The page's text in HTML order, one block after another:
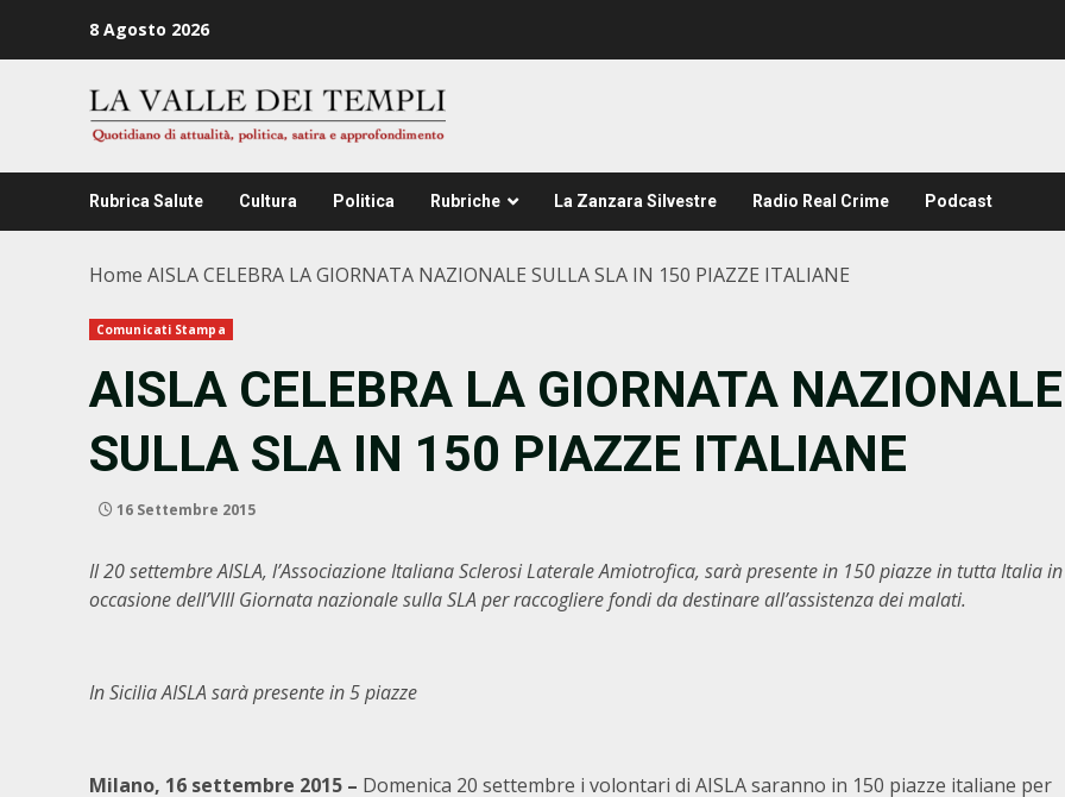
8 Agosto 2026
Rubrica Salute Cultura Politica Rubriche La Zanzara Silvestre Radio Real Crime Podcast
Home AISLA CELEBRA LA GIORNATA NAZIONALE SULLA SLA IN 150 PIAZZE ITALIANE
Comunicati Stampa
AISLA CELEBRA LA GIORNATA NAZIONALE
SULLA SLA IN 150 PIAZZE ITALIANE
16 Settembre 2015
Il 20 settembre AISLA, l’Associazione Italiana Sclerosi Laterale Amiotrofica, sarà presente in 150 piazze in tutta Italia in
occasione dell’VIII Giornata nazionale sulla SLA per raccogliere fondi da destinare all’assistenza dei malati.
In Sicilia AISLA sarà presente in 5 piazze
Milano, 16 settembre 2015 – Domenica 20 settembre i volontari di AISLA saranno in 150 piazze italiane per